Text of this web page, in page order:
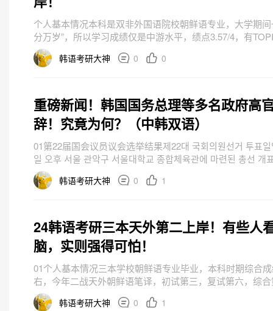
个人基本情况本科是双非外国语院校朝鲜语专业，大学期间
分万岁”，所以学习成绩仅是中游水平，绩点3.57/4，有
专八。择校过程相信有很多还在迷茫的同学跟我一样，在
业、... 韩语考研大神 0 0
重磅新闻！韩国国务总理等多名政府高
辞！究竟为何？（中韩双语）
01第22届国会议员议会选举结果제22대 국회의원선거 투표
일 오후 서울 관악구 서울대학교 종합체육관에 마련된 총선 개
표 작업이 진행되고 있는 모습. 〈자료사진...
韩语考研大神 0 1
24韩语考研三本天外第二上岸！有些人
脑，实则强得可怕！
01个人基本情况三本学校朝鲜语专业毕业，本科时期综合
右，今年二战天外朝鲜语笔译，初试第三，复试第六，综
失败后重新择校，考虑到天外不歧视本科，给分公平，且
上的学，且男朋...
韩语考研大神 0 1